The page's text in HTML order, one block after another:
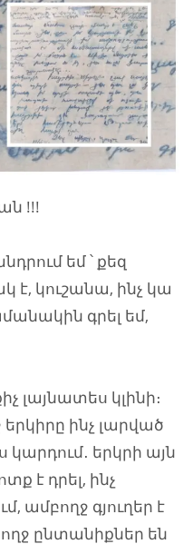
!!!
եմ ՝ քեզ
է, կուշանա, ինչ կա
գրել եմ,
լայնատես կլինի։
երկիրը ինչ լարված
կարդում․ երկրի այն
է դրել, ինչ
ամբողջ գյուղեր է
ընտանիքներ են